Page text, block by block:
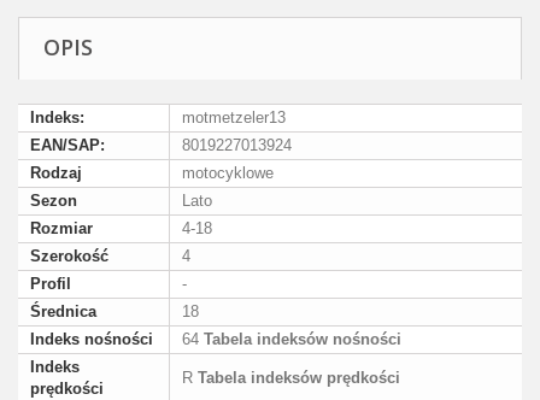
OPIS
Indeks:
motmetzeler13
EAN/SAP:
8019227013924
Rodzaj
motocyklowe
Sezon
Lato
Rozmiar
4-18
Szerokość
4
Profil
-
Średnica
18
Indeks nośności
64 Tabela indeksów nośności
Indeks
prędkości
R Tabela indeksów prędkości